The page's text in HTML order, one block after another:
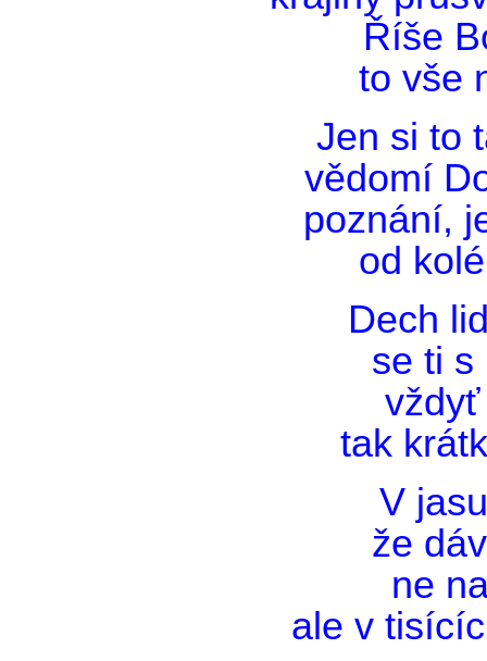
Říše
to vše
Jen si to
vědomí
poznání,
od
Dech
se ti s
tak
V
že
ne
ale v